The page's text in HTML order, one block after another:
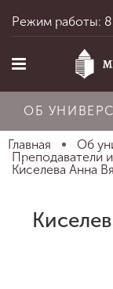
Режим работы:
ОБ
Главная
Об
Преподаватели
Киселева Анна